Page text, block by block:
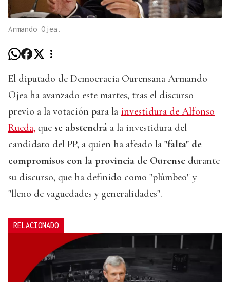
Armando Ojea.
El diputado de Democracia Ourensana Armando
Ojea ha avanzado este martes, tras el discurso
previo a la votación para la investidura de Alfonso
Rueda, que se abstendrá a la investidura del
candidato del PP, a quien ha afeado la "falta" de
compromisos con la provincia de Ourense durante
su discurso, que ha definido como "plúmbeo" y
"lleno de vaguedades y generalidades".
RELACIONADO